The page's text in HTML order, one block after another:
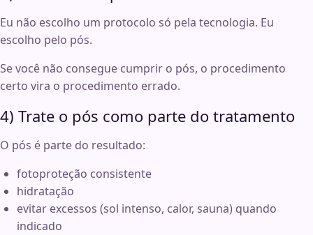
Eu não escolho um protocolo só pela tecnologia. Eu
escolho pelo pós.
Se você não consegue cumprir o pós, o procedimento
certo vira o procedimento errado.
4) Trate o pós como parte do tratamento
O pós é parte do resultado:
fotoproteção consistente
hidratação
evitar excessos (sol intenso, calor, sauna) quando
indicado